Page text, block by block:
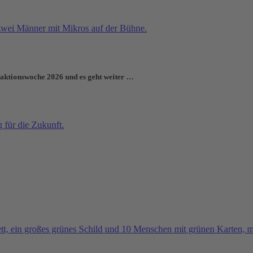
2026 und es geht weiter …